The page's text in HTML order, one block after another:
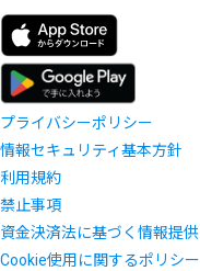
プライバシーポリシー
情報セキュリティ基本方針
利用規約
禁止事項
資金決済法に基づく情報提供
Cookie使用に関するポリシー